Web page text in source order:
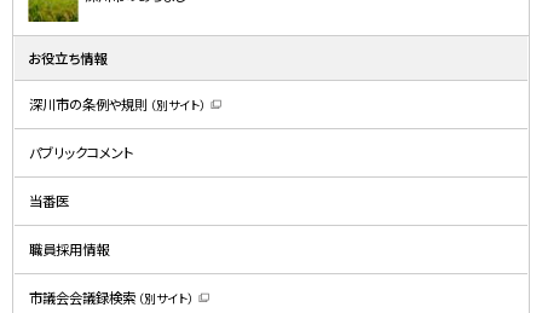
お役立ち情報
深川市の条例や規則 （別サイト）
新
ン
で
す
）
パブリックコメント
当番医
職員採用情報
市議会会議録検索 （別サイト）